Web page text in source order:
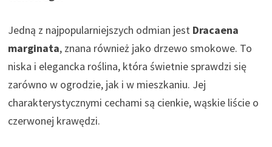
Jedną z najpopularniejszych odmian jest Dracaena
marginata, znana również jako drzewo smokowe. To
niska i elegancka roślina, która świetnie sprawdzi się
zarówno w ogrodzie, jak i w mieszkaniu. Jej
charakterystycznymi cechami są cienkie, wąskie liście o
czerwonej krawędzi.